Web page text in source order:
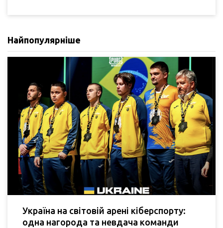
Найпопулярніше
Україна на світовій арені кіберспорту:
одна нагорода та невдача команди